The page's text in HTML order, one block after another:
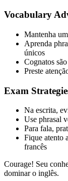
Vocabulary
Mantenha
Aprenda
únicos
Cognatos
Preste
Exam
Na escrita,
Use phrasal
Para fala,
Fique atento
francês
Courage! Seu
dominar o inglês.